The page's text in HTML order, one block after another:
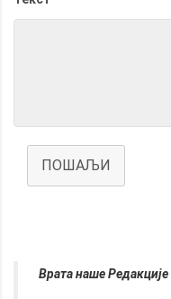
ПОШАЉИ
Врата наше